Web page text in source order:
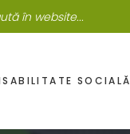
SOCIALĂ